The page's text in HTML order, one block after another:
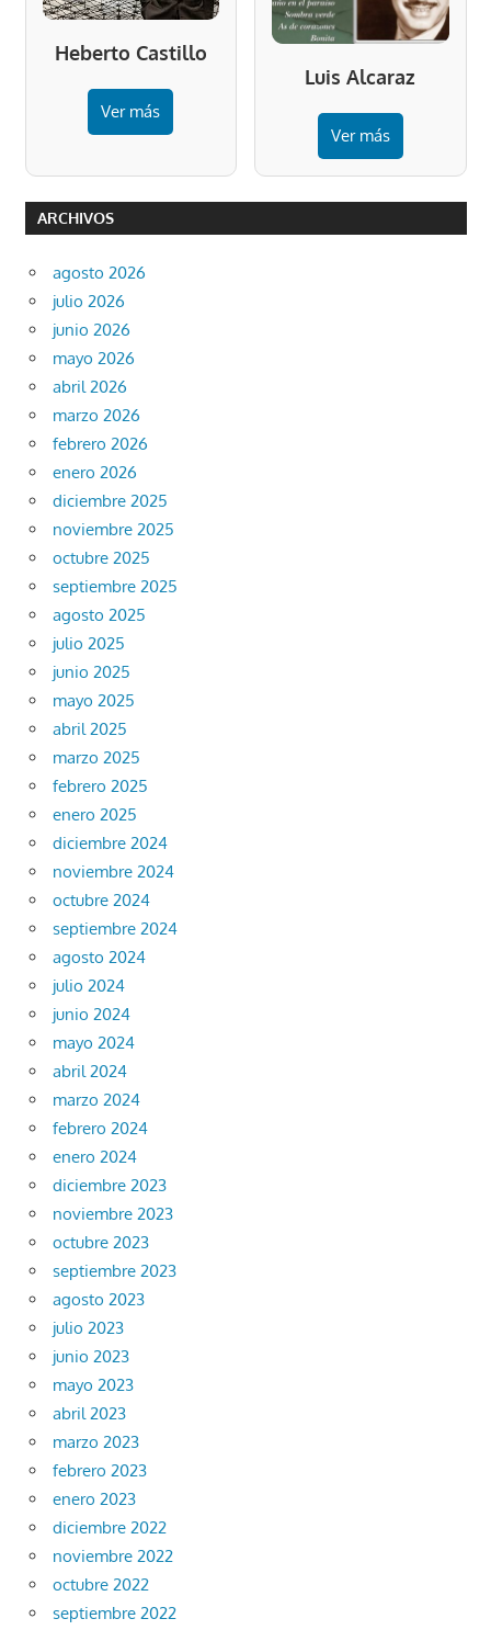
Heberto Castillo
Ver más
Luis Alcaraz
Ver más
ARCHIVOS
agosto 2026
julio 2026
junio 2026
mayo 2026
abril 2026
marzo 2026
febrero 2026
enero 2026
diciembre 2025
noviembre 2025
octubre 2025
septiembre 2025
agosto 2025
julio 2025
junio 2025
mayo 2025
abril 2025
marzo 2025
febrero 2025
enero 2025
diciembre 2024
noviembre 2024
octubre 2024
septiembre 2024
agosto 2024
julio 2024
junio 2024
mayo 2024
abril 2024
marzo 2024
febrero 2024
enero 2024
diciembre 2023
noviembre 2023
octubre 2023
septiembre 2023
agosto 2023
julio 2023
junio 2023
mayo 2023
abril 2023
marzo 2023
febrero 2023
enero 2023
diciembre 2022
noviembre 2022
octubre 2022
septiembre 2022